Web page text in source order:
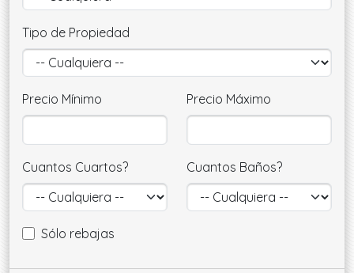
Tipo de Propiedad
Precio Mínimo Precio Máximo
Cuantos Cuartos? Cuantos Baños?
Sólo rebajas